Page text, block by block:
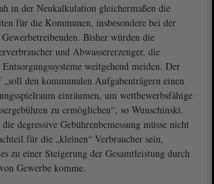
in der Neukalkulation gleichermaßen die
für die Kommunen, insbesondere bei der
Bisher würden die
und Abwassererzeuger, die
weitgehend meiden. Der
„soll den kommunalen Aufgabenträgern einen
einräumen, um wettbewerbsfähige
zu ermöglichen“, so Wunschinski.
degressive Gebührenbemessung müsse nicht
für die „kleinen“ Verbraucher sein,
zu einer Steigerung der Gesamtleistung durch
Gewerbe komme.